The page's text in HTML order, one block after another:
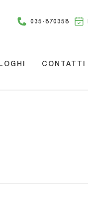
035-870358
CONTATTI